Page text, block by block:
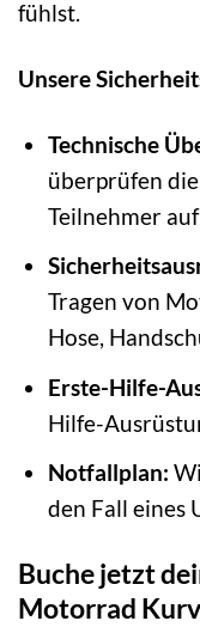
fühlst.
Unsere
Technische
überprüfen
Teilnehmer
Tragen von
Hose,
Erste-Hilfe-
Hilfe-
Notfallplan:
den Fall eines
Buche jetzt
Motorrad